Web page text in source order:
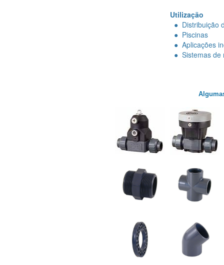
Utilização
● Distribuição
● Piscinas
● Aplicações
● Sistemas de